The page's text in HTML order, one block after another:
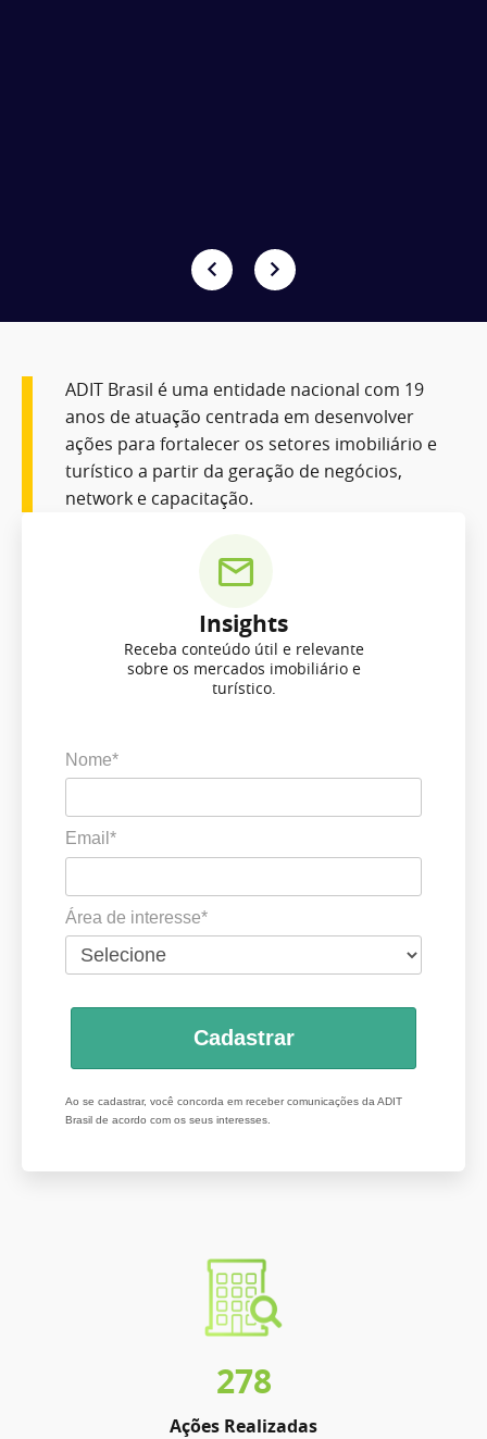
ADIT Brasil é uma entidade nacional com 19
anos de atuação centrada em desenvolver
ações para fortalecer os setores imobiliário e
turístico a partir da geração de negócios,
network e capacitação.
Insights
Receba conteúdo útil e relevante
sobre os mercados imobiliário e
turístico.
Nome*
Email*
Área de interesse*
Cadastrar
Ao se cadastrar, você concorda em receber comunicações da ADIT
Brasil de acordo com os seus interesses.
278
Ações Realizadas